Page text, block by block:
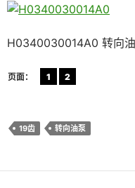
H0340030014A0 转向
页面： 1 2
19齿 转向油泵